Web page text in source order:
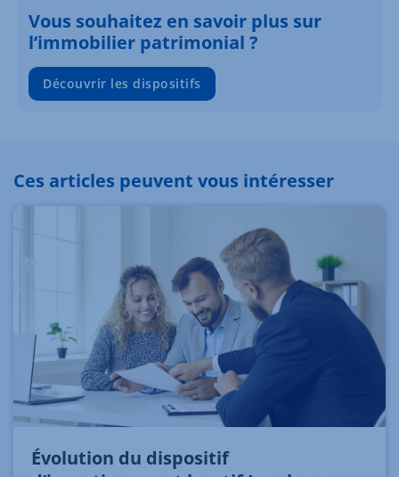
Vous souhaitez en savoir plus sur
l’immobilier patrimonial ?
Découvrir les dispositifs
Ces articles peuvent vous intéresser
Évolution du dispositif